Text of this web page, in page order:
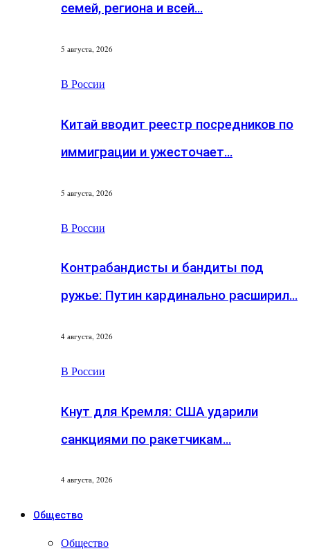
семей, региона и всей…
5 августа, 2026
В России
Китай вводит реестр посредников по
иммиграции и ужесточает…
5 августа, 2026
В России
Контрабандисты и бандиты под
ружье: Путин кардинально расширил…
4 августа, 2026
В России
Кнут для Кремля: США ударили
санкциями по ракетчикам…
4 августа, 2026
Общество
Общество